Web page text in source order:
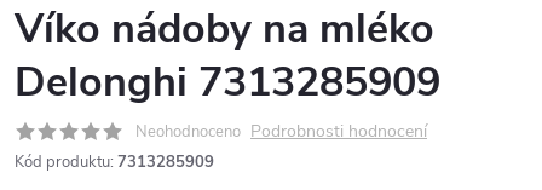
Víko nádoby na mléko
Delonghi 7313285909
Neohodnoceno Podrobnosti hodnocení
Kód produktu: 7313285909